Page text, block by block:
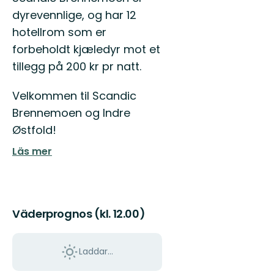
dyrevennlige, og har 12
hotellrom som er
forbeholdt kjæledyr mot et
tillegg på 200 kr pr natt.
Velkommen til Scandic
Brennemoen og Indre
Østfold!
Läs mer
Väderprognos (kl. 12.00)
Laddar...